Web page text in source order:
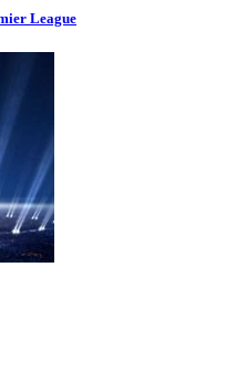
League